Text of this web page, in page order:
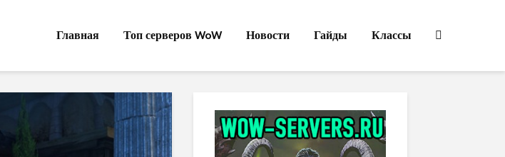
Главная Топ серверов WoW Новости Гайды Классы